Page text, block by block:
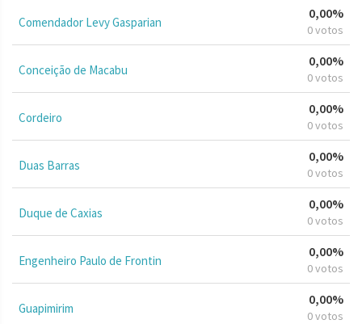
Comendador Levy Gasparian
0,00%
0 votos
Conceição de Macabu
0,00%
0 votos
Cordeiro
0,00%
0 votos
Duas Barras
0,00%
0 votos
Duque de Caxias
0,00%
0 votos
Engenheiro Paulo de Frontin
0,00%
0 votos
Guapimirim
0,00%
0 votos